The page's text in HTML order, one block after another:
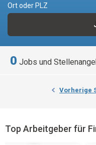
Ort oder PLZ
0 Jobs und
Vorherige
Top Arbeitgeber für